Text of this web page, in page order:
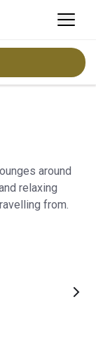
around
relaxing
from.